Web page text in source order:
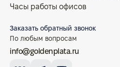
Часы работы офисов
Заказать обратный звонок
По любым вопросам
info@goldenplata.ru